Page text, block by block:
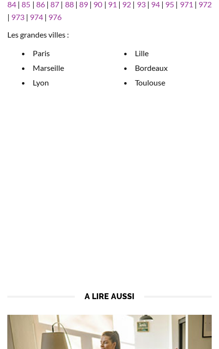
84 |85 | 86|87 | 88| 89| 90 | 91 | 92 | 93| 94| 95 | 971 | 972
| 973 | 974 | 976
Les grandes villes :
Paris
Marseille
Lyon
Lille
Bordeaux
Toulouse
A LIRE AUSSI